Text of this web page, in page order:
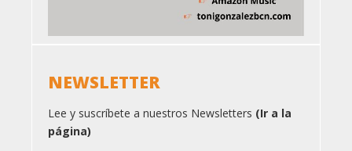
NEWSLETTER
Lee y suscríbete a nuestros Newsletters (Ir a la
página)